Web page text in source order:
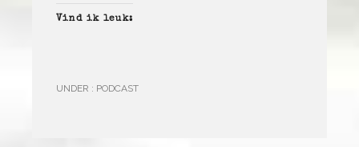
Vind ik leuk:
UNDER : PODCAST